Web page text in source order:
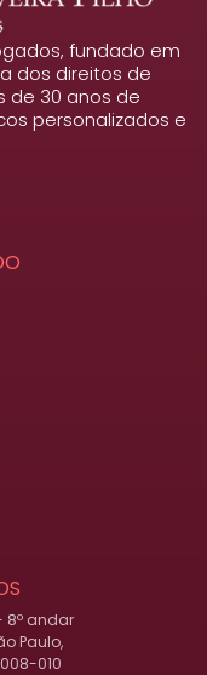
fundado em
dos direitos de
de 30 anos de
personalizados e
8º andar
Paulo,
010